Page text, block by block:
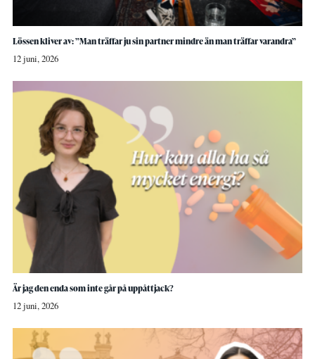
Lössen kliver av: ”Man träffar ju sin partner mindre än man träffar varandra”
12 juni, 2026
Är jag den enda som inte går på uppåttjack?
12 juni, 2026